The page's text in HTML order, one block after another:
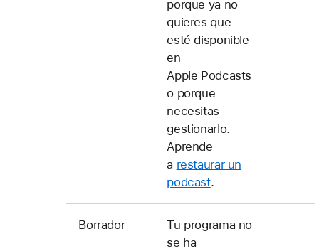
porque ya no
quieres que
esté disponible
en
Apple Podcasts
o porque
necesitas
gestionarlo.
Aprende
a restaurar un
podcast.
Borrador
Tu programa no
se ha